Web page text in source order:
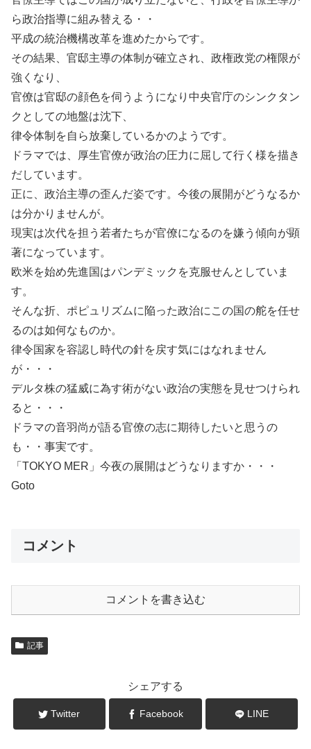
ら政治指導に組み替える・・
平成の統治機構改革を進めたからです。
その結果、官邸主導の体制が確立され、政権政党の権限が
強くなり、
官僚は官邸の顔色を伺うようになり中央官庁のシンクタン
クとしての地盤は沈下、
律令体制を自ら放棄しているかのようです。
ドラマでは、厚生官僚が政治の圧力に屈して行く様を描き
だしています。
正に、政治主導の歪んだ姿です。今後の展開がどうなるか
は分かりませんが。
現実は次代を担う若者たちが官僚になるのを嫌う傾向が顕
著になっています。
欧米を始め先進国はパンデミックを克服せんとしていま
す。
そんな折、ポピュリズムに陥った政治にこの国の舵を任せ
るのは如何なものか。
律令国家を容認し時代の針を戻す気にはなれません
が・・・
デルタ株の猛威に為す術がない政治の実態を見せつけられ
ると・・・
ドラマの音羽尚が語る官僚の志に期待したいと思うの
も・・事実です。
「TOKYO MER」今夜の展開はどうなりますか・・・
Goto
コメント
コメントを書き込む
記事
シェアする
Twitter Facebook LINE